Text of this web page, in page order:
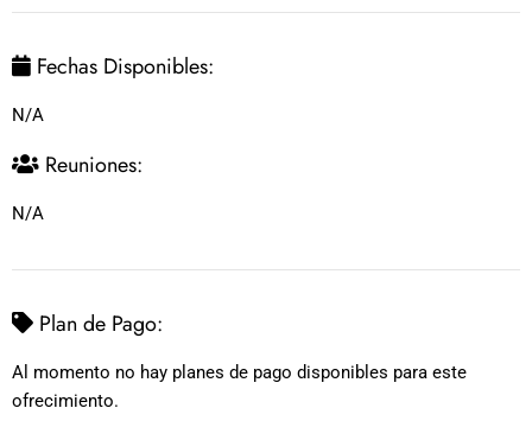
Fechas Disponibles:
N/A
Reuniones:
N/A
Plan de Pago:
Al momento no hay planes de pago disponibles para este
ofrecimiento.